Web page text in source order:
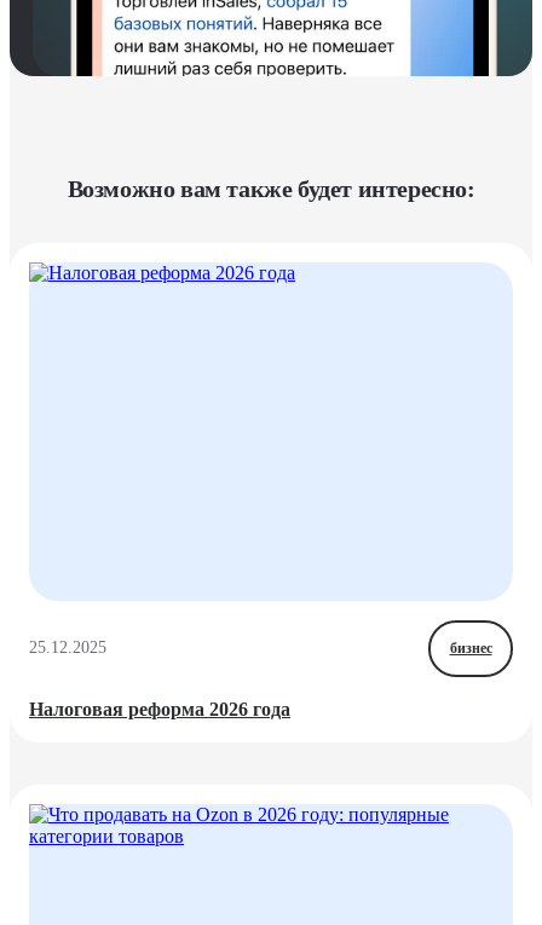
Возможно вам также будет интересно:
25.12.2025 бизнес
Налоговая реформа 2026 года